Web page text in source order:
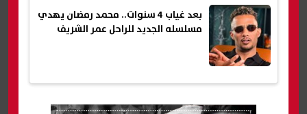
بعد غياب 4 سنوات.. محمد رمضان يهدي
مسلسله الجديد للراحل عمر الشريف